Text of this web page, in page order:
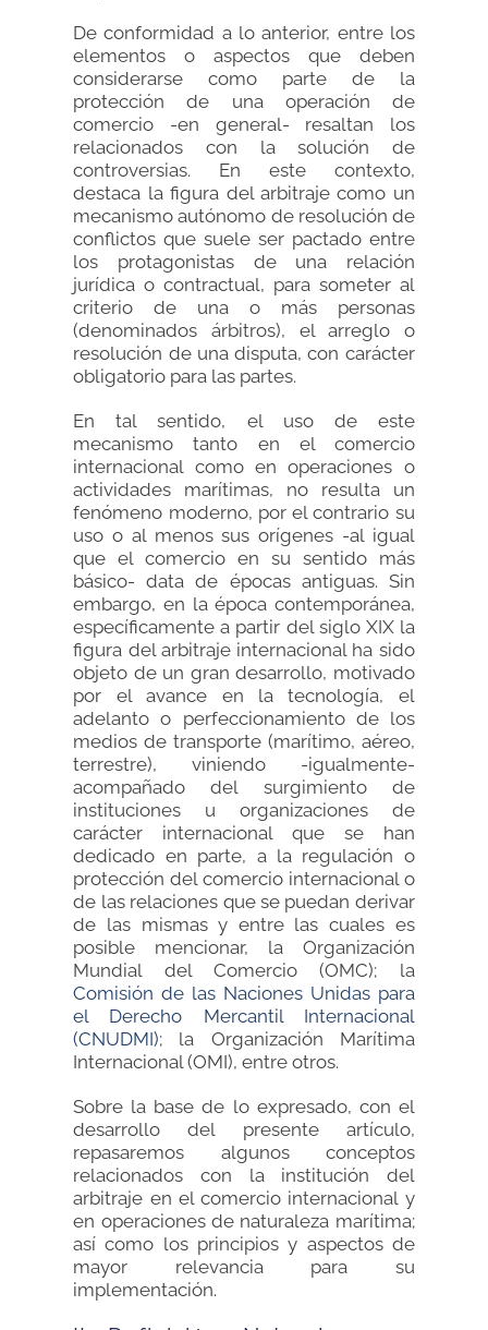
De conformidad a lo anterior, entre los
elementos o aspectos que deben
considerarse como parte de la
protección de una operación de
comercio -en general- resaltan los
relacionados con la solución de
controversias. En este contexto,
destaca la figura del arbitraje como un
mecanismo autónomo de resolución de
conflictos que suele ser pactado entre
los protagonistas de una relación
jurídica o contractual, para someter al
criterio de una o más personas
(denominados árbitros), el arreglo o
resolución de una disputa, con carácter
obligatorio para las partes.
En tal sentido, el uso de este
mecanismo tanto en el comercio
internacional como en operaciones o
actividades marítimas, no resulta un
fenómeno moderno, por el contrario su
uso o al menos sus orígenes -al igual
que el comercio en su sentido más
básico- data de épocas antiguas. Sin
embargo, en la época contemporánea,
específicamente a partir del siglo XIX la
figura del arbitraje internacional ha sido
objeto de un gran desarrollo, motivado
por el avance en la tecnología, el
adelanto o perfeccionamiento de los
medios de transporte (marítimo, aéreo,
terrestre), viniendo -igualmente-
acompañado del surgimiento de
instituciones u organizaciones de
carácter internacional que se han
dedicado en parte, a la regulación o
protección del comercio internacional o
de las relaciones que se puedan derivar
de las mismas y entre las cuales es
posible mencionar, la Organización
Mundial del Comercio (OMC); la
Comisión de las Naciones Unidas para
el Derecho Mercantil Internacional
(CNUDMI); la Organización Marítima
Internacional (OMI), entre otros.
Sobre la base de lo expresado, con el
desarrollo del presente artículo,
repasaremos algunos conceptos
relacionados con la institución del
arbitraje en el comercio internacional y
en operaciones de naturaleza marítima;
así como los principios y aspectos de
mayor relevancia para su
implementación.